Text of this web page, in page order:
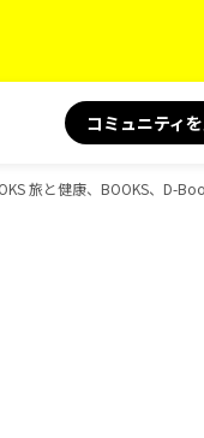
コミュニティ
旅と健康、BOOKS、D-